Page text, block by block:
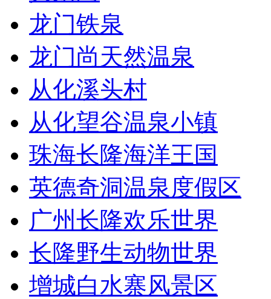
龙门铁泉
龙门尚天然温泉
从化溪头村
从化望谷温泉小镇
珠海长隆海洋王国
英德奇洞温泉度假区
广州长隆欢乐世界
长隆野生动物世界
增城白水寨风景区